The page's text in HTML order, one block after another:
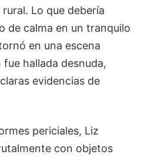
Lo que debería
de calma en un tranquilo
en una escena
hallada desnuda,
evidencias de
periciales, Liz
con objetos